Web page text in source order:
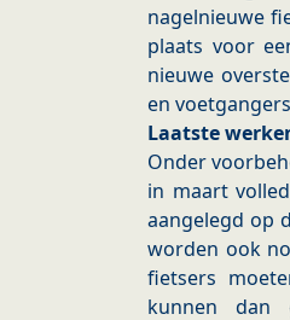
nagelnieuwe
plaats voor
nieuwe
en
Laatste
Onder
in maart
aangelegd op
worden ook
fietsers
kunnen dan